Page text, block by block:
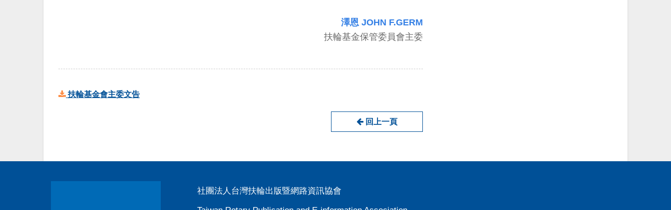
澤恩 JOHN F.GERM
扶輪基金保管委員會主委
扶輪基金會主委文告
回上一頁
社團法人台灣扶輪出版暨網路資訊協會